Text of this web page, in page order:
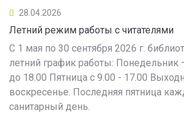
28.04.2026
Летний режим работы с читателями
С 1 мая по 30 сентября 2026 г.
летний график работы: Понедельник
до 18.00 Пятница с 9.00 - 17.00
воскресенье. Последняя пятница
санитарный день.